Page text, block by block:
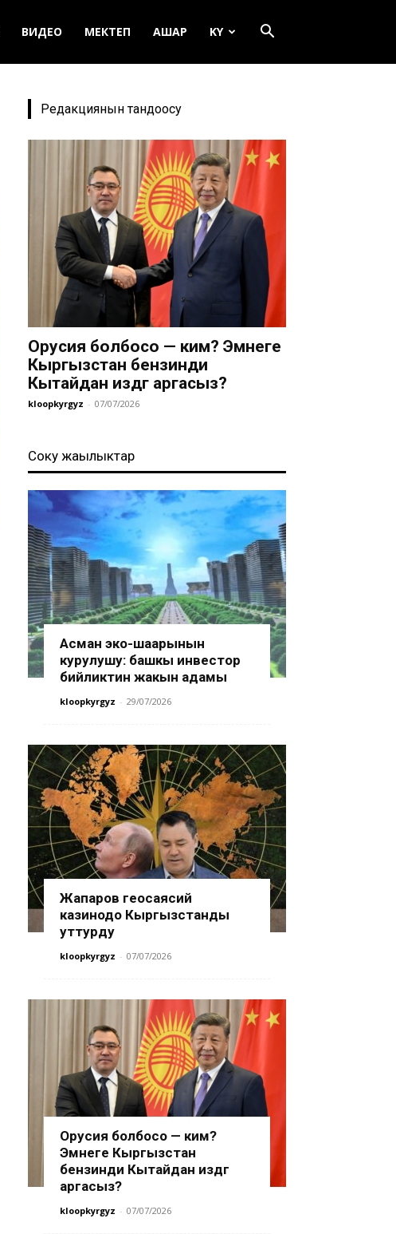
ВИДЕО МЕКТЕП АШАР KY
Редакциянын тандоосу
Орусия болбосо — ким? Эмнеге
Кыргызстан бензинди
Кытайдан издөөгө аргасыз?
kloopkyrgyz - 07/07/2026
Соңку жаңылыктар
Асман эко-шаарынын
курулушу: башкы инвестор
бийликтин жакын адамы
kloopkyrgyz - 29/07/2026
Жапаров геосаясий
казинодо Кыргызстанды
уттурду
kloopkyrgyz - 07/07/2026
Орусия болбосо — ким?
Эмнеге Кыргызстан
бензинди Кытайдан издөөгө
аргасыз?
kloopkyrgyz - 07/07/2026